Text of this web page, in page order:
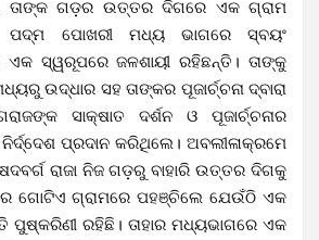
ତାଙ୍କ ଗଡ଼ର ଉତ୍ତର ଦିଗରେ ଏକ ଗ୍ରାମ
ପଦ୍ମ ପୋଖରୀ ମଧ୍ୟ ଭାଗରେ ସ୍ବୟଂ
ସ୍ୱରୂପରେ ଜଳଶାୟୀ ରହିଛନ୍ତି। ତାଙ୍କୁ
ଉଦ୍ଧାର ସହ ତାଙ୍କର ପୂଜାର୍ଚ୍ଚନା ଦ୍ବାରା
ସାକ୍ଷାତ ଦର୍ଶନ ଓ ପୂଜାର୍ଚ୍ଚନାର
ପ୍ରଦାନ କରିଥିଲେ। ଅବଲୀଳାକ୍ରମେ
ରାଜା ନିଜ ଗଡ଼ରୁ ବାହାରି ଉତ୍ତର ଦିଗକୁ
ଗୋଟିଏ ଗ୍ରାମରେ ପହଞ୍ଚିଲେ ଯେଉଁଠି ଏକ
ପୁଷ୍କରିଣୀ ରହିଛି। ତାହାର ମଧ୍ୟଭାଗରେ ଏକ